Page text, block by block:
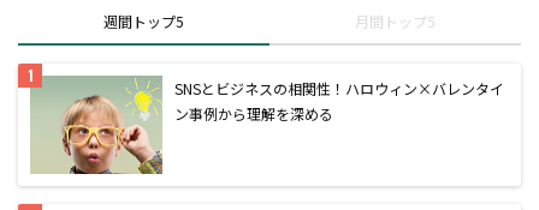
週間トップ5 月間トップ5
SNSとビジネスの相関性！ハロウィン×バレンタイ
ン事例から理解を深める